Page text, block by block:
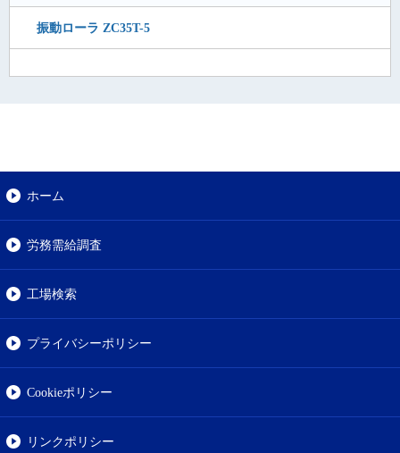
振動ローラ ZC35T-5
ホーム
労務需給調査
工場検索
プライバシーポリシー
Cookieポリシー
リンクポリシー